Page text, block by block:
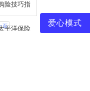
险技巧指
平洋保险
页 爱心模式